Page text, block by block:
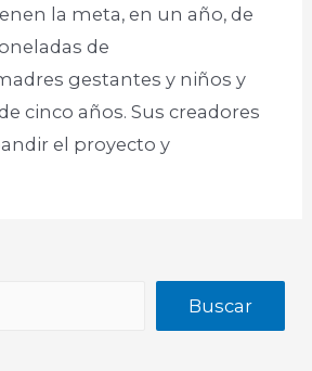
la meta, en un año, de
de
gestantes y niños y
cinco años. Sus creadores
el proyecto y
Buscar